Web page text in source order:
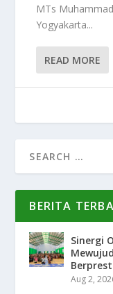
MTs
Yogyakarta...
READ MORE
BERITA
Sinergi
Aug 2,